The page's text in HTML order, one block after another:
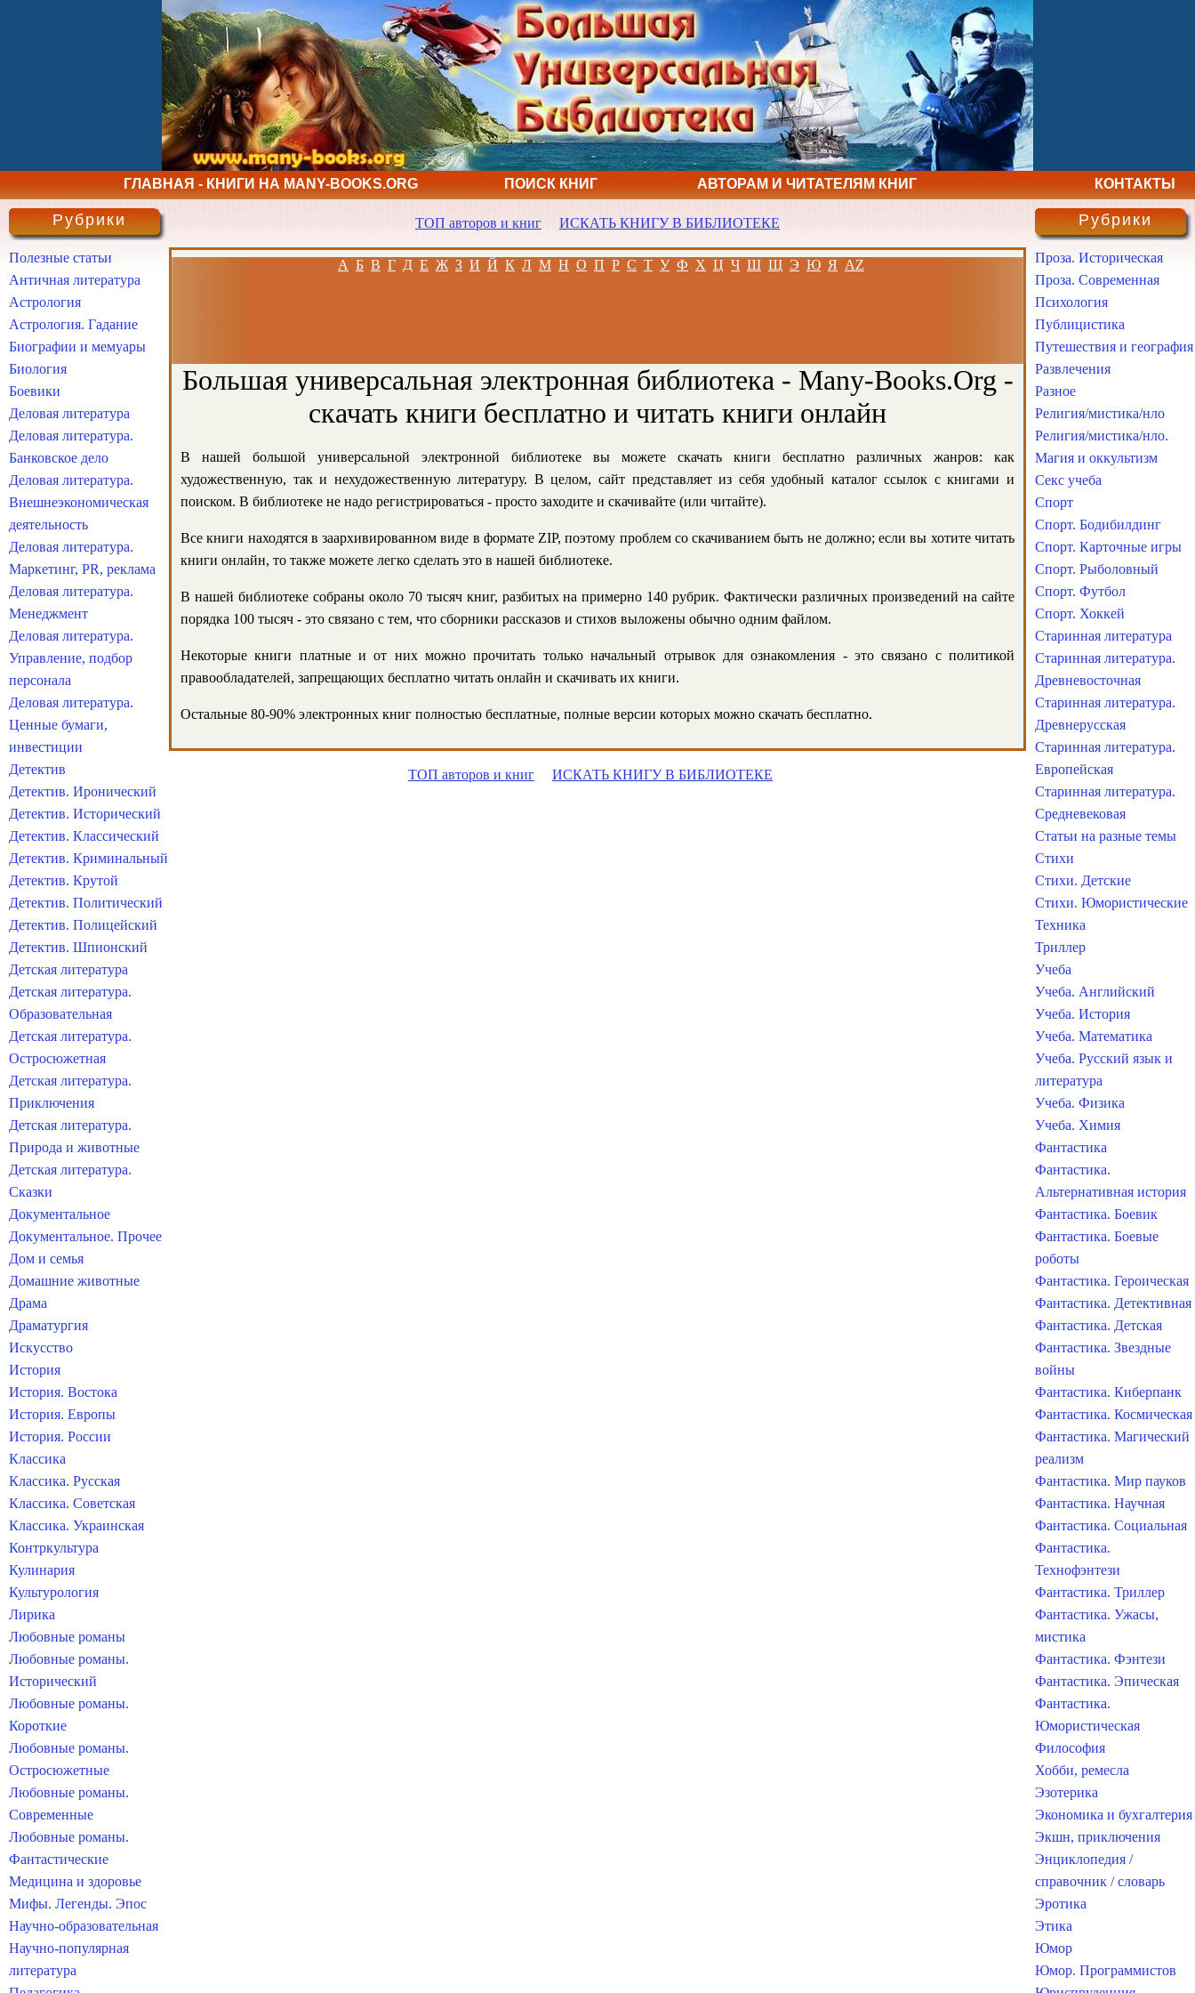
ГЛАВНАЯ - КНИГИ НА MANY-BOOKS.ORG ПОИСК КНИГ АВТОРАМ И ЧИТАТЕЛЯМ КНИГ КОНТАКТЫ
ТОП авторов и книг ИСКАТЬ КНИГУ В БИБЛИОТЕКЕ
А Б В Г Д Е Ж З И Й К Л М Н О П Р С Т У Ф Х Ц Ч Ш Щ Э Ю Я AZ
Большая универсальная электронная библиотека - Many-Books.Org -
скачать книги бесплатно и читать книги онлайн
В нашей большой универсальной электронной библиотеке вы можете скачать книги бесплатно различных жанров: как
художественную, так и нехудожественную литературу. В целом, сайт представляет из себя удобный каталог ссылок с книгами и
поиском. В библиотеке не надо регистрироваться - просто заходите и скачивайте (или читайте).
Все книги находятся в заархивированном виде в формате ZIP, поэтому проблем со скачиванием быть не должно; если вы хотите читать
книги онлайн, то также можете легко сделать это в нашей библиотеке.
В нашей библиотеке собраны около 70 тысяч книг, разбитых на примерно 140 рубрик. Фактически различных произведений на сайте
порядка 100 тысяч - это связано с тем, что сборники рассказов и стихов выложены обычно одним файлом.
Некоторые книги платные и от них можно прочитать только начальный отрывок для ознакомления - это связано с политикой
правообладателей, запрещающих бесплатно читать онлайн и скачивать их книги.
Остальные 80-90% электронных книг полностью бесплатные, полные версии которых можно скачать бесплатно.
ТОП авторов и книг ИСКАТЬ КНИГУ В БИБЛИОТЕКЕ
Рубрики
Полезные статьи
Античная литература
Астрология
Астрология. Гадание
Биографии и мемуары
Биология
Боевики
Деловая литература
Деловая литература.
Банковское дело
Деловая литература.
Внешнеэкономическая
деятельность
Деловая литература.
Маркетинг, PR, реклама
Деловая литература.
Менеджмент
Деловая литература.
Управление, подбор
персонала
Деловая литература.
Ценные бумаги,
инвестиции
Детектив
Детектив. Иронический
Детектив. Исторический
Детектив. Классический
Детектив. Криминальный
Детектив. Крутой
Детектив. Политический
Детектив. Полицейский
Детектив. Шпионский
Детская литература
Детская литература.
Образовательная
Детская литература.
Остросюжетная
Детская литература.
Приключения
Детская литература.
Природа и животные
Детская литература.
Сказки
Документальное
Документальное. Прочее
Дом и семья
Домашние животные
Драма
Драматургия
Искусство
История
История. Востока
История. Европы
История. России
Классика
Классика. Русская
Классика. Советская
Классика. Украинская
Контркультура
Кулинария
Культурология
Лирика
Любовные романы
Любовные романы.
Исторический
Любовные романы.
Короткие
Любовные романы.
Остросюжетные
Любовные романы.
Современные
Любовные романы.
Фантастические
Медицина и здоровье
Мифы. Легенды. Эпос
Научно-образовательная
Научно-популярная
литература
Рубрики
Проза. Историческая
Проза. Современная
Психология
Публицистика
Путешествия и география
Развлечения
Разное
Религия/мистика/нло
Религия/мистика/нло.
Магия и оккультизм
Секс учеба
Спорт
Спорт. Бодибилдинг
Спорт. Карточные игры
Спорт. Рыболовный
Спорт. Футбол
Спорт. Хоккей
Старинная литература
Старинная литература.
Древневосточная
Старинная литература.
Древнерусская
Старинная литература.
Европейская
Старинная литература.
Средневековая
Статьи на разные темы
Стихи
Стихи. Детские
Стихи. Юмористические
Техника
Триллер
Учеба
Учеба. Английский
Учеба. История
Учеба. Математика
Учеба. Русский язык и
литература
Учеба. Физика
Учеба. Химия
Фантастика
Фантастика.
Альтернативная история
Фантастика. Боевик
Фантастика. Боевые
роботы
Фантастика. Героическая
Фантастика. Детективная
Фантастика. Детская
Фантастика. Звездные
войны
Фантастика. Киберпанк
Фантастика. Космическая
Фантастика. Магический
реализм
Фантастика. Мир пауков
Фантастика. Научная
Фантастика. Социальная
Фантастика.
Технофэнтези
Фантастика. Триллер
Фантастика. Ужасы,
мистика
Фантастика. Фэнтези
Фантастика. Эпическая
Фантастика.
Юмористическая
Философия
Хобби, ремесла
Эзотерика
Экономика и бухгалтерия
Экшн, приключения
Энциклопедия /
справочник / словарь
Эротика
Этика
Юмор
Юмор. Программистов